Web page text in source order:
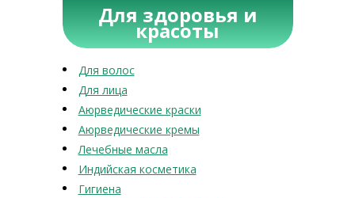
Для здоровья и
красоты
Для волос
Для лица
Аюрведические краски
Аюрведические кремы
Лечебные масла
Индийская косметика
Гигиена